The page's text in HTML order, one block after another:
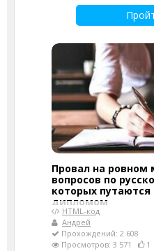
Провал на ровном
вопросов по
которых
дипломом
HTML-код
Андрей
Прохождений: 2 608
Просмотров: 3 571
1